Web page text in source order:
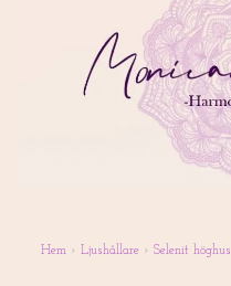
Hem › Ljushållare › Selenit höghus